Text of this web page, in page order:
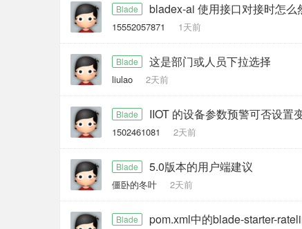
Blade bladex-ai 使用接口对接时怎
15552057871 1天前
Blade 这是部门或人员下拉选择
liulao 2天前
Blade IIOT 的设备参数预警可否设置
1502461081 2天前
Blade 5.0版本的用户端建议
僵卧的冬叶 2天前
Blade pom.xml中的blade-starter-